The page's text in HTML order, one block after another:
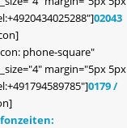
02043
phone-square"
margin="5px 5px
0179 /